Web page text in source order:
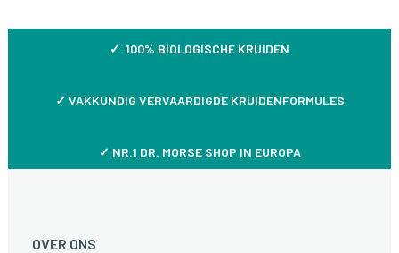
✓ 100% BIOLOGISCHE KRUIDEN
✓ VAKKUNDIG VERVAARDIGDE KRUIDENFORMULES
✓ NR.1 DR. MORSE SHOP IN EUROPA
OVER ONS